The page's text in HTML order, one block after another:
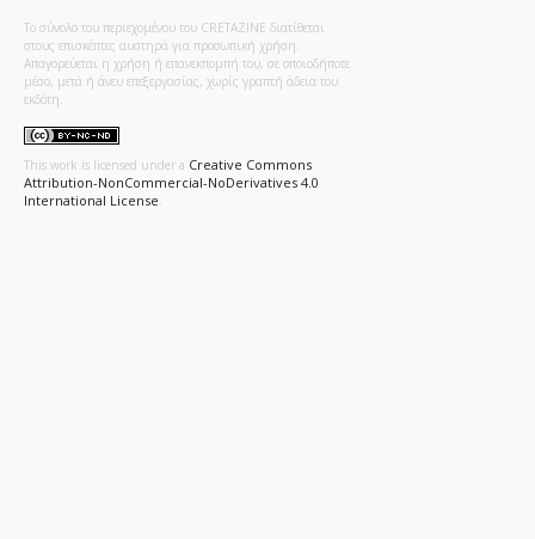
Το σύνολο του περιεχομένου του CRETAZINE διατίθεται
στους επισκέπτες αυστηρά για προσωπική χρήση.
Απαγορεύεται η χρήση ή επανεκπομπή του, σε οποιοδήποτε
μέσο, μετά ή άνευ επεξεργασίας, χωρίς γραπτή άδεια του
εκδότη.
This work is licensed under a Creative Commons
Attribution-NonCommercial-NoDerivatives 4.0
International License